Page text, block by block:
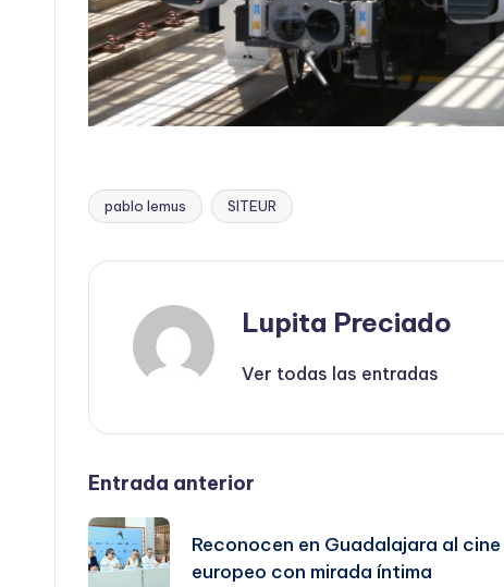
Etiquetas:
pablo lemus SITEUR
Lupita Preciado
Ver todas las entradas
Navegación
de
Entrada anterior
Reconocen en Guadalajara al cine
europeo con mirada íntima